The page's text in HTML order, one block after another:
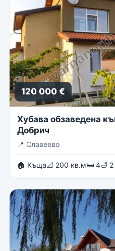
120 000 €
Хубава обзаведена
Добрич
📍 Славеево
🏠 Къща📐 200 кв.м🛏 4🛁 2